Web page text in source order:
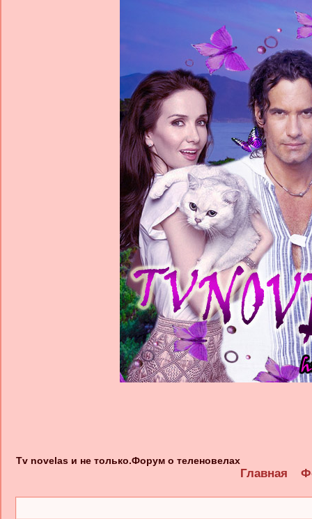
Tv novelas и не только.Форум о теленовелах
Главная